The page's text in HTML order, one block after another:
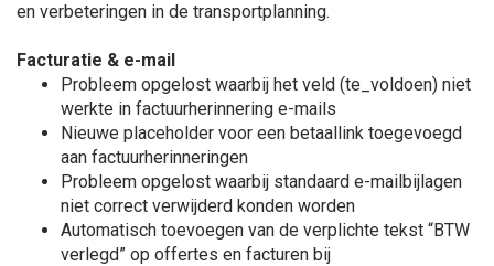
en verbeteringen in de transportplanning.
Facturatie & e-mail
Probleem opgelost waarbij het veld (te_voldoen) niet
werkte in factuurherinnering e-mails
Nieuwe placeholder voor een betaallink toegevoegd
aan factuurherinneringen
Probleem opgelost waarbij standaard e-mailbijlagen
niet correct verwijderd konden worden
Automatisch toevoegen van de verplichte tekst “BTW
verlegd” op offertes en facturen bij